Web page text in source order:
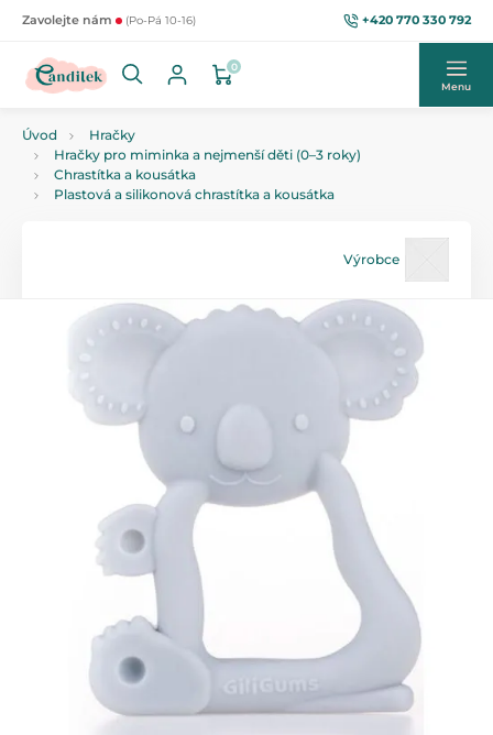
Zavolejte nám (Po-Pá 10-16) +420 770 330 792
0
Menu
Úvod
Hračky
Hračky pro miminka a nejmenší děti (0–3 roky)
Chrastítka a kousátka
Plastová a silikonová chrastítka a kousátka
Výrobce